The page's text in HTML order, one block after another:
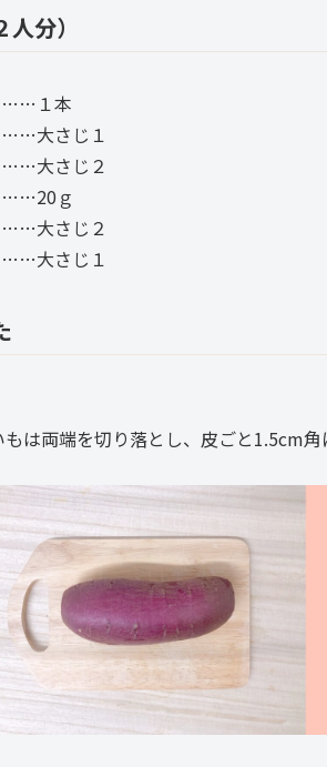
分）
……１本
大さじ１
大さじ２
……20ｇ
大さじ２
大さじ１
もは両端を切り落とし、皮ごと1.5cm